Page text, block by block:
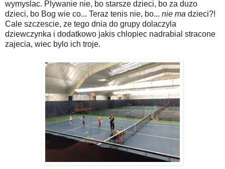
wymyslac. Plywanie nie, bo starsze dzieci, bo za duzo
dzieci, bo Bog wie co... Teraz tenis nie, bo... nie ma dzieci?!
Cale szczescie, ze tego dnia do grupy dolaczyla
dziewczynka i dodatkowo jakis chlopiec nadrabial stracone
zajecia, wiec bylo ich troje.